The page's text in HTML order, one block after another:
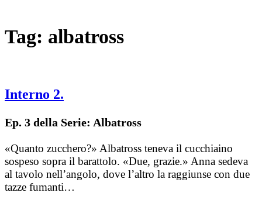
Tag: albatross
Interno 2.
Ep. 3 della Serie: Albatross
«Quanto zucchero?» Albatross teneva il cucchiaino
sospeso sopra il barattolo. «Due, grazie.» Anna sedeva
al tavolo nell’angolo, dove l’altro la raggiunse con due
tazze fumanti…